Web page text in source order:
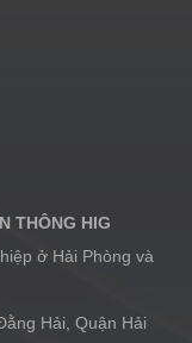
THÔNG HIG
ở Hải Phòng và
Hải, Quận Hải